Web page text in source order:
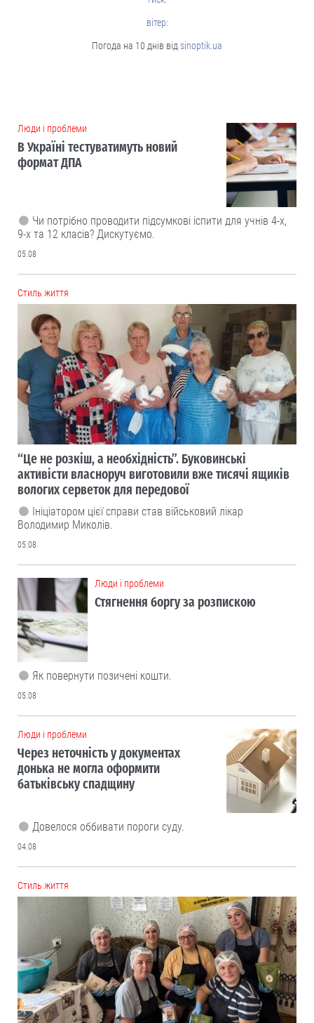
вітер:
Погода на 10 днів від sinoptik.ua
Люди і проблеми
В Україні тестуватимуть новий
формат ДПА
Чи потрібно проводити підсумкові іспити для учнів 4-х,
9-х та 12 класів? Дискутуємо.
05.08
Cтиль життя
“Це не розкіш, а необхідність”. Буковинські
активісти власноруч виготовили вже тисячі ящиків
вологих серветок для передової
Ініціатором цієї справи став військовий лікар
Володимир Миколів.
05.08
Люди і проблеми
Стягнення боргу за розпискою
Як повернути позичені кошти.
05.08
Люди і проблеми
Через неточність у документах
донька не могла оформити
батьківську спадщину
Довелося оббивати пороги суду.
04.08
Cтиль життя